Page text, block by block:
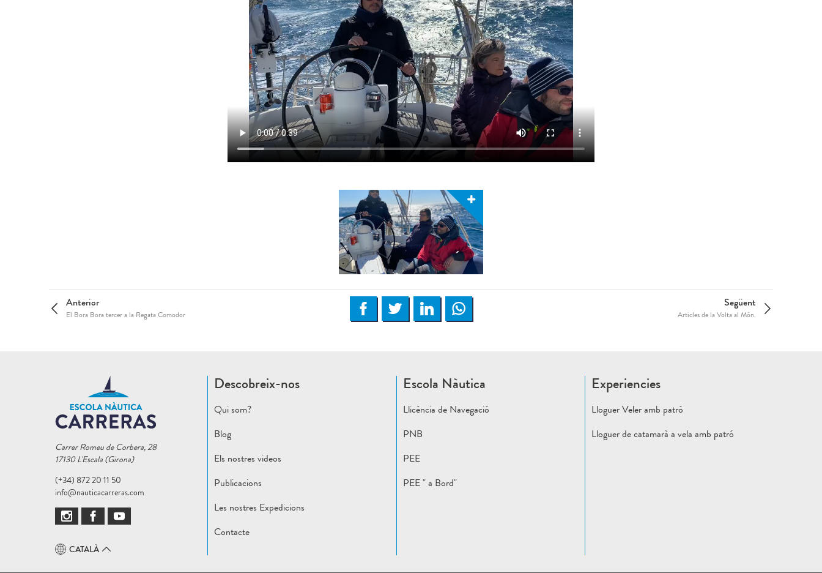
Anterior
El Bora Bora tercer a la Regata Comodor
Següent
Articles de la Volta al Món.
Carrer Romeu de Corbera, 28
17130 L'Escala (Girona)
(+34) 872 20 11 50
info@nauticacarreras.com
CATALÀ
Descobreix-nos
Qui som?
Blog
Els nostres videos
Publicacions
Les nostres Expedicions
Contacte
Escola Nàutica
Llicència de Navegació
PNB
PEE
PEE " a Bord"
Experiencies
Lloguer Veler amb patró
Lloguer de catamarà a vela amb patró